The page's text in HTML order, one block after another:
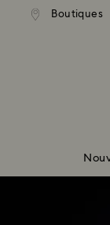
Accesskeys list
Boutiques
standard
supérieure à